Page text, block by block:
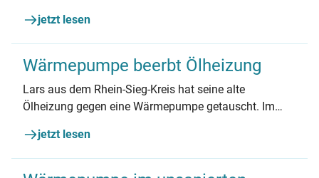
Finanzierung gelungen ist, lesen sie im Praxistest.
jetzt lesen
Wärmepumpe beerbt Ölheizung
Lars aus dem Rhein-Sieg-Kreis hat seine alte
Ölheizung gegen eine Wärmepumpe getauscht. Im
Hausbesitzer*innen gewünscht. Aber er hat es auch so
geschafft.
jetzt lesen